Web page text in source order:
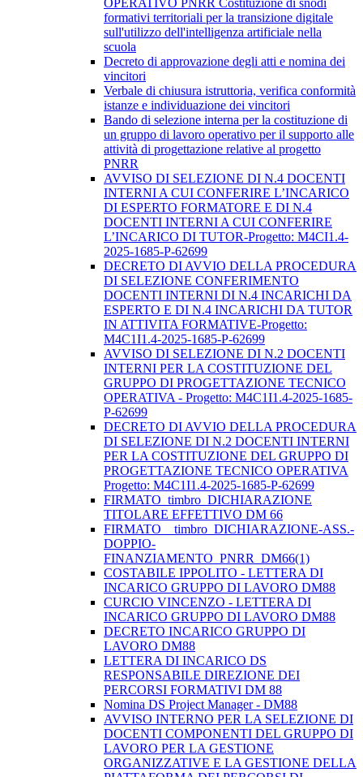
OPERATIVO PNRR Costituzione di snodi
formativi territoriali per la transizione digitale
sull'utilizzo dell'intelligenza artificiale nella
scuola
Decreto di approvazione degli atti e nomina dei
vincitori
Verbale di chiusura istruttoria, verifica conformità
istanze e individuazione dei vincitori
Bando di selezione interna per la costituzione di
un gruppo di lavoro operativo per il supporto alle
attività di progettazione relative al progetto
PNRR
AVVISO DI SELEZIONE DI N.4 DOCENTI
INTERNI A CUI CONFERIRE L’INCARICO
DI ESPERTO FORMATORE E DI N.4
DOCENTI INTERNI A CUI CONFERIRE
L’INCARICO DI TUTOR-Progetto: M4CI1.4-
2025-1685-P-62699
DECRETO DI AVVIO DELLA PROCEDURA
DI SELEZIONE CONFERIMENTO
DOCENTI INTERNI DI N.4 INCARICHI DA
ESPERTO E DI N.4 INCARICHI DA TUTOR
IN ATTIVITA FORMATIVE-Progetto:
M4C1I1.4-2025-1685-P-62699
AVVISO DI SELEZIONE DI N.2 DOCENTI
INTERNI PER LA COSTITUZIONE DEL
GRUPPO DI PROGETTAZIONE TECNICO
OPERATIVA - Progetto: M4C1I1.4-2025-1685-
P-62699
DECRETO DI AVVIO DELLA PROCEDURA
DI SELEZIONE DI N.2 DOCENTI INTERNI
PER LA COSTITUZIONE DEL GRUPPO DI
PROGETTAZIONE TECNICO OPERATIVA
Progetto: M4C1I1.4-2025-1685-P-62699
FIRMATO_timbro_DICHIARAZIONE
TITOLARE EFFETTIVO DM 66
FIRMATO__timbro_DICHIARAZIONE-ASS.-
DOPPIO-
FINANZIAMENTO_PNRR_DM66(1)
COSTABILE IPPOLITO - LETTERA DI
INCARICO GRUPPO DI LAVORO DM88
CURCIO VINCENZO - LETTERA DI
INCARICO GRUPPO DI LAVORO DM88
DECRETO INCARICO GRUPPO DI
LAVORO DM88
LETTERA DI INCARICO DS
RESPONSABILE DIREZIONE DEI
PERCORSI FORMATIVI DM 88
Nomina DS Project Manager - DM88
AVVISO INTERNO PER LA SELEZIONE DI
DOCENTI COMPONENTI DEL GRUPPO DI
LAVORO PER LA GESTIONE
ORGANIZZATIVE E LA GESTIONE DELLA